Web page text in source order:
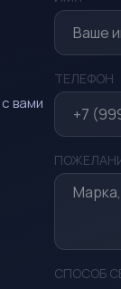
вами
ТЕЛЕФОН
СПОСОБ